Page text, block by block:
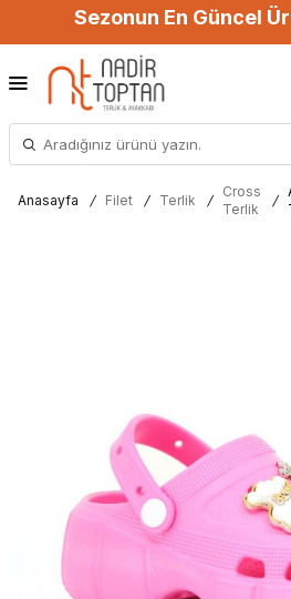
Sezonun En Güncel
Anasayfa / Filet / Terlik /
Cross
Terlik
/